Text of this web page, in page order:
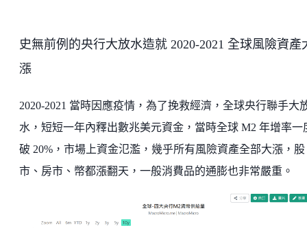
史無前例的央行大放水造就 2020-2021 全球風險資產
漲
2020-2021 當時因應疫情，為了挽救經濟，全球央行聯手大
水，短短一年內釋出數兆美元資金，當時全球 M2 年增率一
破 20%，市場上資金氾濫，幾乎所有風險資產全部大漲，股
市、房市、幣都漲翻天，一般消費品的通膨也非常嚴重。